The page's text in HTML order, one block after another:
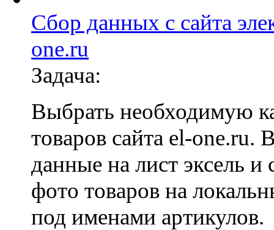
Сбор данных с сайта
one.ru
Задача:
Выбрать необходимую
товаров сайта el-one.ru.
данные на лист эксель и
фото товаров на
под именами артикулов.